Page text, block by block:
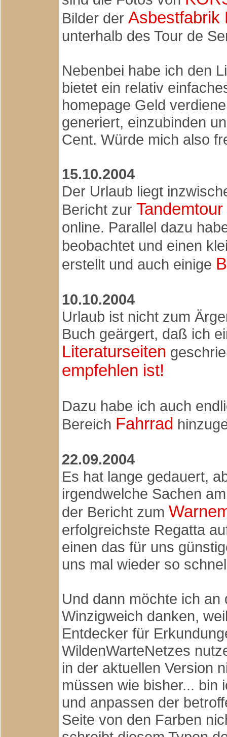
Bilder der Asbestfabrik
unterhalb des Tour de
Nebenbei habe ich den
bietet ein relativ
homepage Geld
generiert, einzubinden
Cent. Würde mich also
15.10.2004
Der Urlaub liegt
Bericht zur
online. Parallel dazu
beobachtet und einen
erstellt und auch einige
10.10.2004
Urlaub ist nicht zum
Buch geärgert, daß ich
Literaturseiten
empfehlen ist!
Dazu habe ich auch
Bereich Fahrrad
22.09.2004
Es hat lange gedauert,
irgendwelche Sachen
der Bericht zum
erfolgreichste Regatta
einen das für uns
uns mal wieder so
Und dann möchte ich
Winzigweich danken,
Entdecker für
WildenWarteNetzes
in der aktuellen Version
müssen wie bisher... bin
und anpassen der
Seite von den Farben